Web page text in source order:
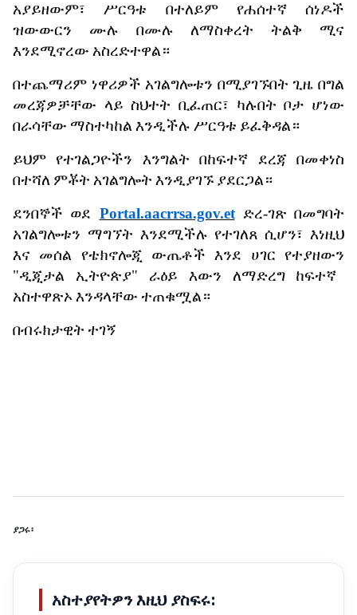
አያይዘውም፣
ሥርዓቱ በተለይም የሐሰተኛ
ሰነዶች
ዝውውርን
ሙሉ በሙሉ ለማስቀረት ትልቅ
ሚና
እንደሚኖረው አስረድተዋል።
በተጨማሪም ነዋሪዎች አገልግሎቱን በሚያገኙበት ጊዜ በግል
መረጃዎቻቸው ላይ ስህተት ቢፈጠር፣ ካሉበት ቦታ ሆነው
በራሳቸው ማስተካከል እንዲችሉ ሥርዓቱ ይፈቅዳል።
ይህም
የተገልጋዮችን እንግልት በከፍተኛ ደረጃ በመቀነስ
በተሻለ ምቾት አገልግሎት እንዲያገኙ ያደርጋል።
ደንበኞች ወደ Portal.aacrrsa.gov.et ድረ-ገጽ በመግባት
አገልግሎቱን ማግኘት እንደሚችሉ የተገለጸ ሲሆን፣ እነዚህ
እና
መሰል የቴክኖሎጂ ውጤቶች እንደ ሀገር
የተያዘውን
"ዲጂታል ኢትዮጵያ" ራዕይ እውን ለማድረግ
ከፍተኛ
አስተዋጽኦእንዳላቸው ተጠቁሟል።
በብሩክታዊት ተገኝ
ያጋሩ፡
አስተያየትዎን እዚህ ያስፍሩ: